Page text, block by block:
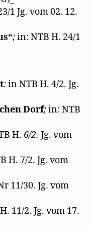
1 Jg. vom 02. 12.
;in: NTB H. 24/1
:in NTB H. 4/2. Jg.
Dorf;in: NTB
H. 6/2. Jg. vom
H. 7/2. Jg. vom
11/30. Jg. vom
11/2. Jg. vom 17.